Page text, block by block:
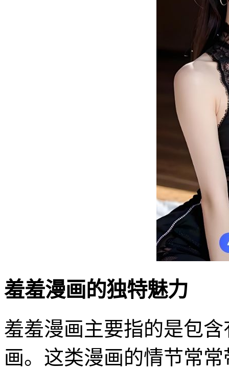
羞羞漫画的独特魅力
羞羞漫画主要指的是包
画。这类漫画的情节常